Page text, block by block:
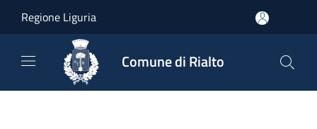
Regione Liguria
Comune di Rialto